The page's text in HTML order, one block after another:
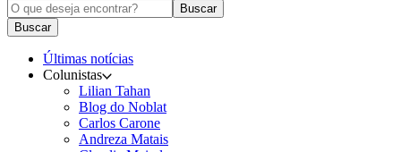
Buscar
Buscar
Últimas notícias
Colunistas
Lilian Tahan
Blog do Noblat
Carlos Carone
Andreza Matais